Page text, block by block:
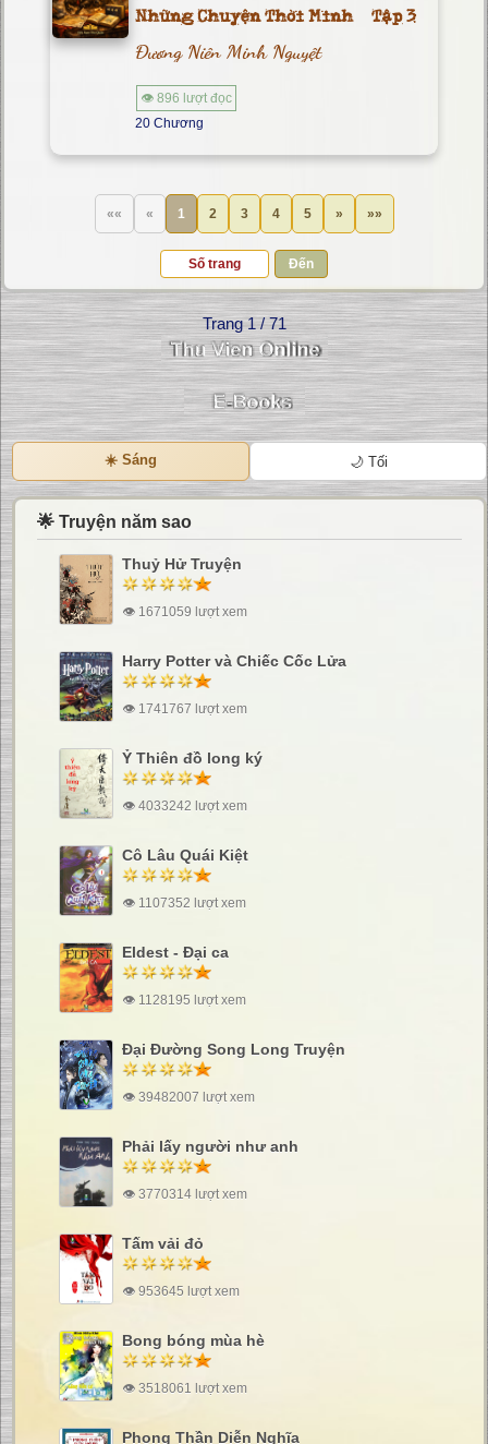
Những Chuyện Thời Minh – Tập 3
Đương Niên Minh Nguyệt
👁 896 lượt đọc
20 Chương
«« « 1 2 3 4 5 » »»
Đến
Trang 1 / 71
☀️ Sáng 🌙 Tối
🌟 Truyện năm sao
Thuỷ Hử Truyện
👁 1671059 lượt xem
Harry Potter và Chiếc Cốc Lửa
👁 1741767 lượt xem
Ỷ Thiên đồ long ký
👁 4033242 lượt xem
Cô Lâu Quái Kiệt
👁 1107352 lượt xem
Eldest - Đại ca
👁 1128195 lượt xem
Đại Đường Song Long Truyện
👁 39482007 lượt xem
Phải lấy người như anh
👁 3770314 lượt xem
Tấm vải đỏ
👁 953645 lượt xem
Bong bóng mùa hè
👁 3518061 lượt xem
Phong Thần Diễn Nghĩa